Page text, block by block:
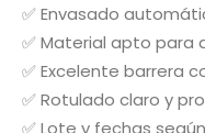
✅ Envasado
✅ Material apto para
✅ Excelente barrera
✅ Rotulado claro y